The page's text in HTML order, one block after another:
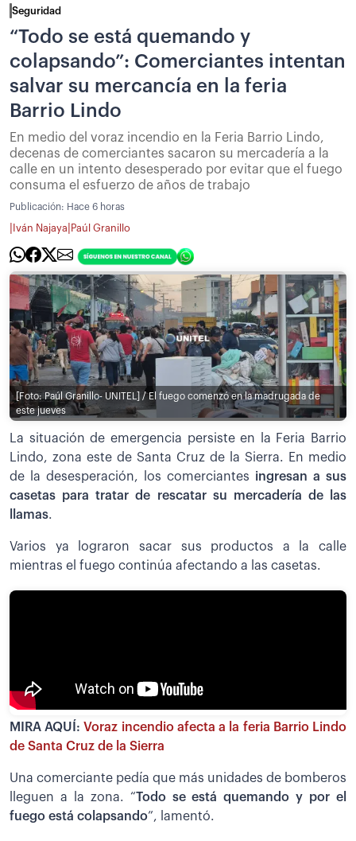
Seguridad
“Todo se está quemando y
colapsando”: Comerciantes intentan
salvar su mercancía en la feria
Barrio Lindo
En medio del voraz incendio en la Feria Barrio Lindo,
decenas de comerciantes sacaron su mercadería a la
calle en un intento desesperado por evitar que el fuego
consuma el esfuerzo de años de trabajo
Publicación: Hace 6 horas
Iván Najaya Paúl Granillo
[Foto: Paúl Granillo- UNITEL] / El fuego comenzó en la madrugada de
este jueves
La situación de emergencia persiste en la Feria Barrio
Lindo, zona este de Santa Cruz de la Sierra. En medio
de la desesperación, los comerciantes ingresan a sus
casetas para tratar de rescatar su mercadería de las
llamas.
Varios ya lograron sacar sus productos a la calle
mientras el fuego continúa afectando a las casetas.
MIRA AQUÍ:Voraz incendio afecta a la feria Barrio Lindo
de Santa Cruz de la Sierra
Una comerciante pedía que más unidades de bomberos
lleguen a la zona. “Todo se está quemando y por el
fuego está colapsando”, lamentó.